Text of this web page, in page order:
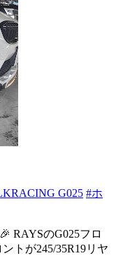
G025 #ホ
RAYSのG025フロ
トが245/35R19リヤ